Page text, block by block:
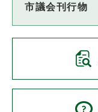
市議会刊行物